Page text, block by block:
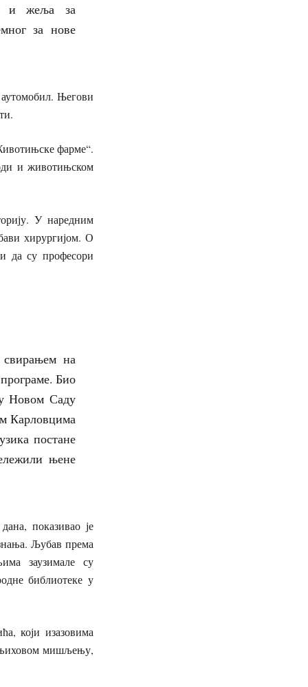
и жеља за
за нове
Његови
фарме“.
и животињском
У наредним
хирургијом. О
да су професори
свирањем на
Био
у Новом Саду
Карловцима
постане
њене
показивао је
Љубав према
заузимале су
библиотеке у
који изазовима
њиховом мишљењу,